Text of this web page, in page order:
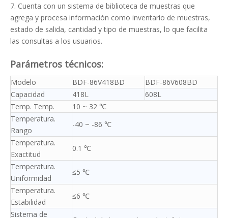
7. Cuenta con un sistema de biblioteca de muestras que
agrega y procesa información como inventario de muestras,
estado de salida, cantidad y tipo de muestras, lo que facilita
las consultas a los usuarios.
Parámetros técnicos:
Modelo BDF-86V418BD
BDF-86V608BD
Capacidad
418L
608L
Temp. Temp.
10 ~ 32 ℃
Temperatura.
Rango
-40 ~ -86 ℃
Temperatura.
Exactitud
0.1 ℃
Temperatura.
Uniformidad
≤5 ℃
Temperatura.
Estabilidad
≤6 ℃
Sistema de